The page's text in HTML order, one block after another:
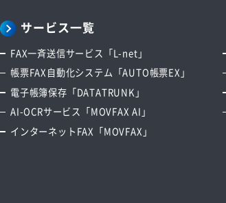
サービス一覧
FAX一斉送信サービス「L-net」
帳票FAX自動化システム「AUTO帳票EX」
電子帳簿保存「DATATRUNK」
AI-OCRサービス「MOVFAX AI」
インターネットFAX「MOVFAX」